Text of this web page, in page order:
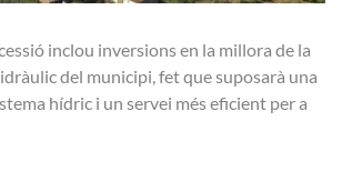
inclou inversions en la millora de la
del municipi, fet que suposarà una
hídric i un servei més eficient per a